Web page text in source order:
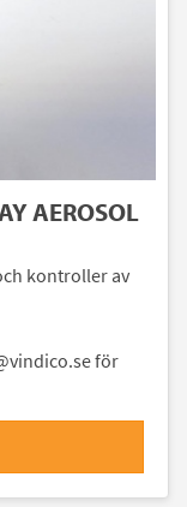
AEROSOL
kontroller av
för